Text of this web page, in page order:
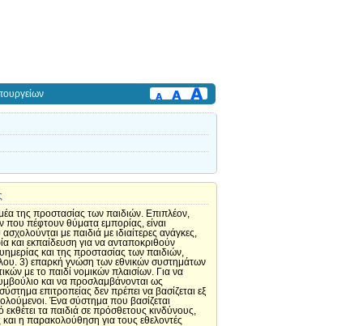
της προστασίας των παιδιών. Επιπλέον,
που πέφτουν θύματα εμπορίας, είναι
με παιδιά με ιδιαίτερες ανάγκες,
και εκπαίδευση για να ανταποκριθούν
και της προστασίας των παιδιών,
3) επαρκή γνώση των εθνικών συστημάτων
με το παιδί νομικών πλαισίων. Για να
και να προσλαμβάνονται ως
επιτροπείας δεν πρέπει να βασίζεται εξ
Ένα σύστημα που βασίζεται
τα παιδιά σε πρόσθετους κινδύνους,
και η παρακολούθηση για τους εθελοντές